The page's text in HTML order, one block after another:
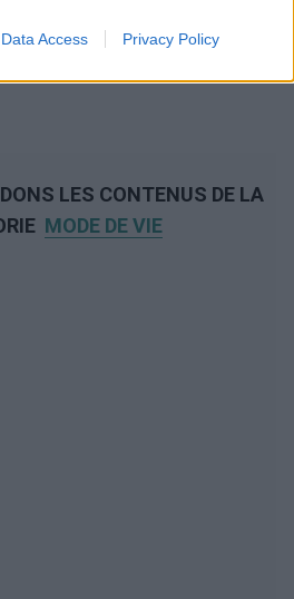
Data Access Privacy Policy
LES CONTENUS DE LA
MODE DE VIE